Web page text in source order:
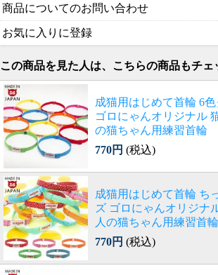
商品についてのお問い合わせ
お気に入りに登録
この商品を見た人は、こちらの商品もチェ
成猫用はじめて首輪 6
ゴロにゃんオリジナル
の猫ちゃん用練習首輪
770円 (税込)
成猫用はじめて首輪 ち
ズ ゴロにゃんオリジナ
人の猫ちゃん用練習首輪
770円 (税込)